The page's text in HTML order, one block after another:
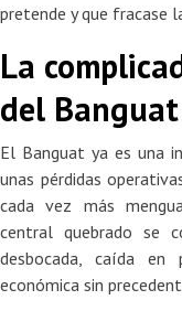
pretende y que fracase
La
del Banguat
El Banguat ya es una
unas pérdidas
cada vez más
central quebrado se
desbocada, caída
económica sin